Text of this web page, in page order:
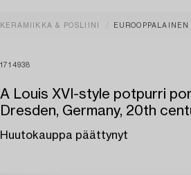
KERAMIIKKA & POSLIINI EUROOPPALAINEN
1714938
A Louis XVI-style potpurri
Dresden, Germany, 20th
Huutokauppa päättynyt